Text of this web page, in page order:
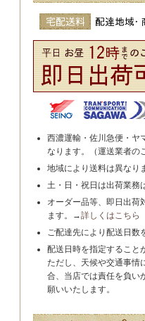
西濃運輸・佐川急便・ヤ
なります。（運送業者の
地域により送料は異なり
土・日・祝日は出荷業務
オーダー品等、即日出荷
ます。→詳しくはこちら
ご配達先により配送日数
配送日時を指定すること
ただし、天候や交通事情
合、当店では責任を負い
願いいたします。